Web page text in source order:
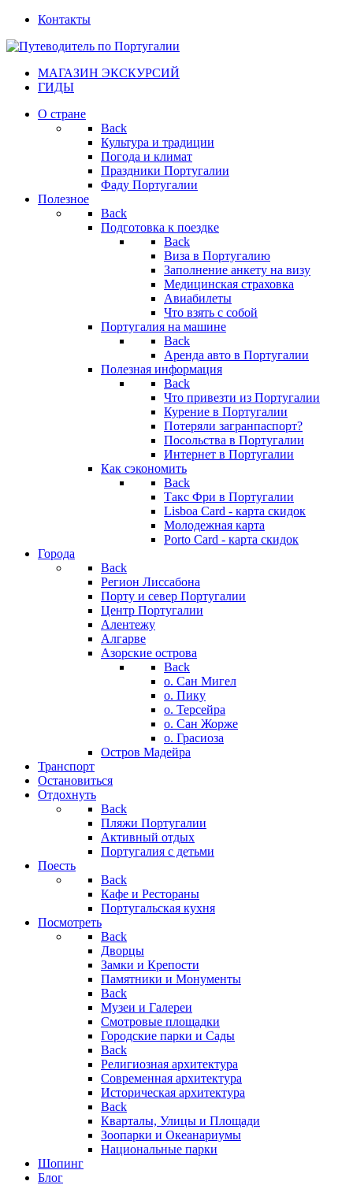
Контакты
МАГАЗИН ЭКСКУРСИЙ
ГИДЫ
О стране
Back
Культура и традиции
Погода и климат
Праздники Португалии
Фаду Португалии
Полезное
Back
Подготовка к поездке
Back
Виза в Португалию
Заполнение анкету на визу
Медицинская страховка
Авиабилеты
Что взять с собой
Португалия на машине
Back
Аренда авто в Португалии
Полезная информация
Back
Что привезти из Португалии
Курение в Португалии
Потеряли загранпаспорт?
Посольства в Португалии
Интернет в Португалии
Как сэкономить
Back
Такс Фри в Португалии
Lisboa Card - карта скидок
Молодежная карта
Porto Card - карта скидок
Города
Back
Регион Лиссабона
Порту и север Португалии
Центр Португалии
Алентежу
Алгарве
Азорские острова
Back
о. Сан Мигел
о. Пику
о. Терсейра
о. Сан Жорже
о. Грасиоза
Остров Мадейра
Транспорт
Остановиться
Отдохнуть
Back
Пляжи Португалии
Активный отдых
Португалия с детьми
Поесть
Back
Кафе и Рестораны
Португальская кухня
Посмотреть
Back
Дворцы
Замки и Крепости
Памятники и Монументы
Back
Музеи и Галереи
Смотровые площадки
Городские парки и Сады
Back
Религиозная архитектура
Современная архитектура
Историческая архитектура
Back
Кварталы, Улицы и Площади
Зоопарки и Океанариумы
Национальные парки
Шопинг
Блог